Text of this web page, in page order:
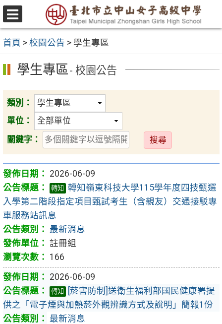
跳
至
要
內
容
區
選
單
首頁 > 校園公告 > 學生專區
學生專區 - 校園公告
類別：
單位：
關鍵字：
送
出
2026-06-09
轉知
轉知嶺東科技大學115學年度四技甄選
入學第二階段指定項目甄試考生（含親友）交通接駁專
車服務站訊息
最新消息
註冊組
166
2026-06-09
轉知
[菸害防制]送衛生福利部國民健康署提
供之「電子煙與加熱菸外觀辨識方式及說明」簡報1份
最新消息